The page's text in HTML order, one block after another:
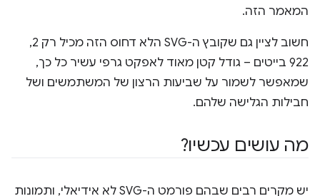
המאמר הזה.
חשוב לציין גם שקובץ ה-SVG הלא דחוס הזה מכיל רק 2,
922 בייטים – גודל קטן מאוד לאפקט גרפי עשיר כל כך,
שמאפשר לשמור על שביעות הרצון של המשתמשים ושל
חבילות הגלישה שלהם.
מה עושים עכשיו?
יש מקרים רבים שבהם פורמט ה-SVG לא אידיאלי, ותמונות